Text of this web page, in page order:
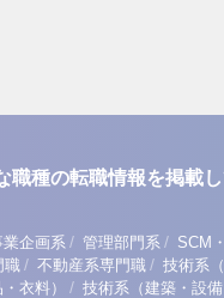
職種の転職情報を掲載し
企画系 / 管理部門系 / SCM
職 / 不動産系専門職 / 技術系
衣料）
/ 技術系（建築・設